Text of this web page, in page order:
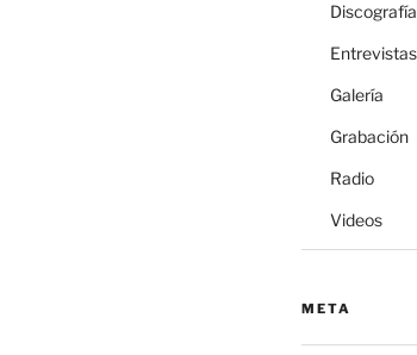
Discografía
Entrevistas
Galería
Grabación
Radio
Videos
META